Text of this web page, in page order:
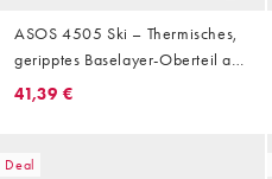
ASOS 4505 Ski – Thermisches,
geripptes Baselayer-Oberteil aus
schweißableitendem Material in
41,39 €
Deal